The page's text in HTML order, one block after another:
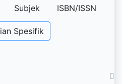
Subjek ISBN/ISSN
Spesifik